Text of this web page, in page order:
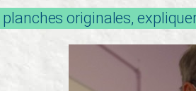
originales,